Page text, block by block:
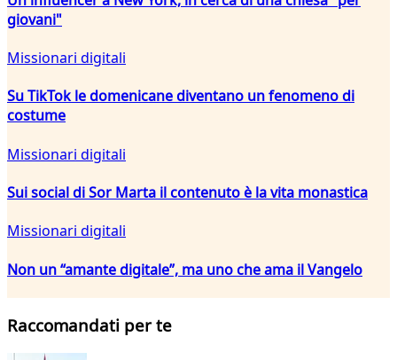
giovani"
Missionari digitali
Su TikTok le domenicane diventano un fenomeno di
costume
Missionari digitali
Sui social di Sor Marta il contenuto è la vita monastica
Missionari digitali
Non un “amante digitale”, ma uno che ama il Vangelo
Raccomandati per te